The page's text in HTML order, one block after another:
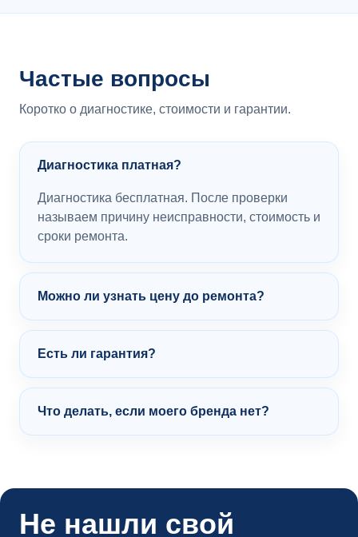
Частые вопросы
Коротко о диагностике, стоимости и гарантии.
Диагностика платная?
Диагностика бесплатная. После проверки
называем причину неисправности, стоимость и
сроки ремонта.
Можно ли узнать цену до ремонта?
Есть ли гарантия?
Что делать, если моего бренда нет?
Не нашли свой